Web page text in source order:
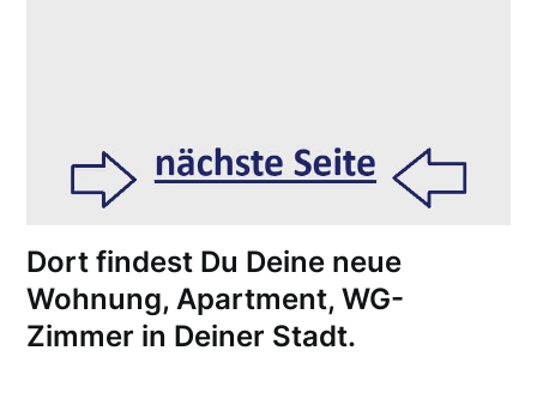
Dort findest Du Deine neue
Wohnung, Apartment, WG-
Zimmer in Deiner Stadt.